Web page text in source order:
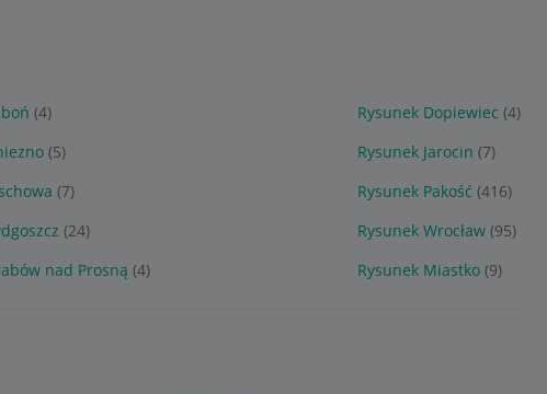
(4) Rysunek Dopiewiec (4)
(5) Rysunek Jarocin (7)
(7) Rysunek Pakość (416)
(24) Rysunek Wrocław (95)
nad Prosną (4) Rysunek Miastko (9)